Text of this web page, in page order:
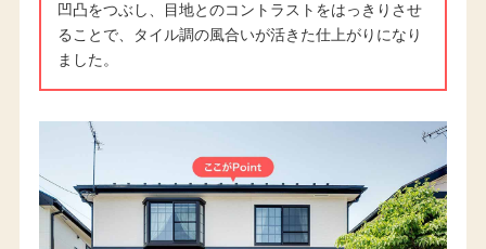
凹凸をつぶし、目地とのコントラストをはっきりさせ
ることで、タイル調の風合いが活きた仕上がりになり
ました。